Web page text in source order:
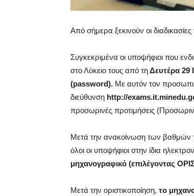
Από σήμερα ξεκινούν οι διαδικασίες
Συγκεκριμένα οι υποψήφιοι που
στο Λύκειο τους από τηΔευτέρα 29
(password). Με αυτόν τον
διεύθυνση http://
προσωρινές προτιμήσεις
Μετά την ανακοίνωση των βαθμών
όλοι οι υποψήφιοι στην ίδια
μηχανογραφικό (επιλέγοντας
Μετά την οριστικοποίηση, το